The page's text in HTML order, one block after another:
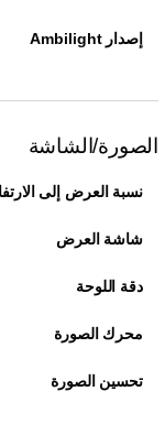
إصدار Ambilight
الصورة/الشاشة
نسبة العرض إلى
شاشة العرض
دقة اللوحة
محرك الصورة
تحسين الصورة